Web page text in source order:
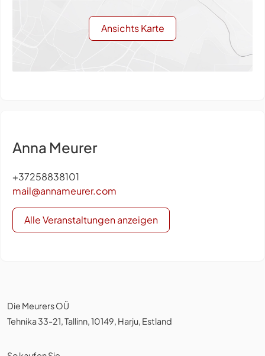
Ansichts Karte
Anna Meurer
+37258838101
mail@annameurer.com
Alle Veranstaltungen anzeigen
Die Meurers OÜ
Tehnika 33-21, Tallinn, 10149, Harju, Estland